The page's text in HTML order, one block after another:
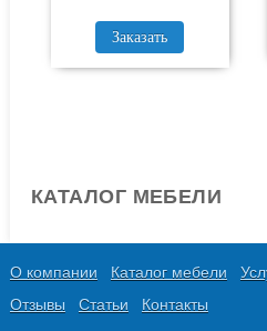
Заказать
КАТАЛОГ МЕБЕЛИ
О компании Каталог мебели
Отзывы
Статьи Контакты